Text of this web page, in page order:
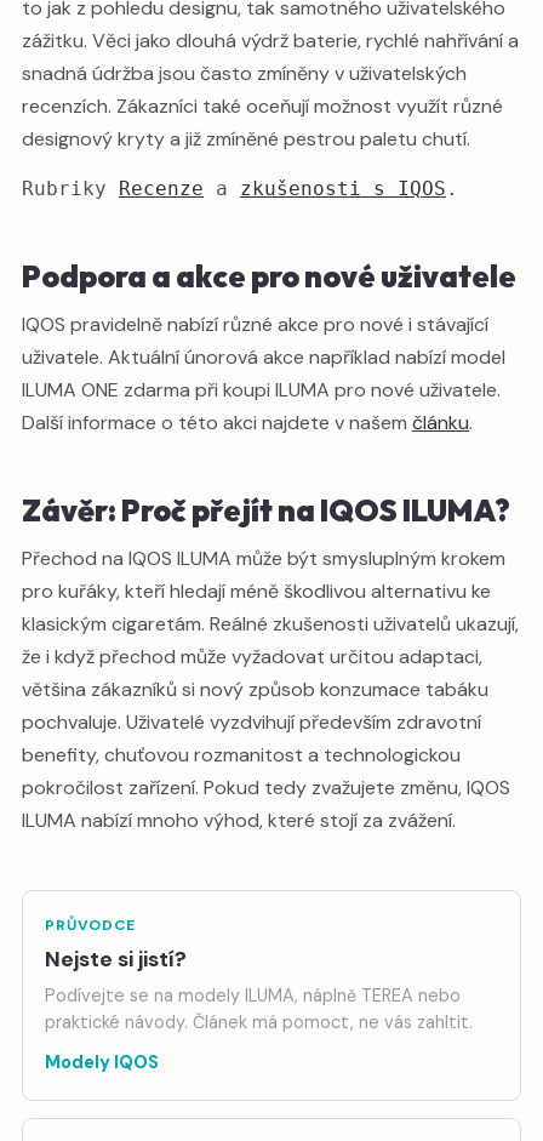
to jak z pohledu designu, tak samotného uživatelského
zážitku. Věci jako dlouhá výdrž baterie, rychlé nahřívání a
snadná údržba jsou často zmíněny v uživatelských
recenzích. Zákazníci také oceňují možnost využít různé
designový kryty a již zmíněné pestrou paletu chutí.
Rubriky Recenze a zkušenosti s IQOS .
Podpora a akce pro nové uživatele
IQOS pravidelně nabízí různé akce pro nové i stávající
uživatele. Aktuální únorová akce například nabízí model
ILUMA ONE zdarma při koupi ILUMA pro nové uživatele.
Další informace o této akci najdete v našem článku.
Závěr: Proč přejít na IQOS ILUMA?
Přechod na IQOS ILUMA může být smysluplným krokem
pro kuřáky, kteří hledají méně škodlivou alternativu ke
klasickým cigaretám. Reálné zkušenosti uživatelů ukazují,
že i když přechod může vyžadovat určitou adaptaci,
většina zákazníků si nový způsob konzumace tabáku
pochvaluje. Uživatelé vyzdvihují především zdravotní
benefity, chuťovou rozmanitost a technologickou
pokročilost zařízení. Pokud tedy zvažujete změnu, IQOS
ILUMA nabízí mnoho výhod, které stojí za zvážení.
PRŮVODCE
Nejste si jistí?
Podívejte se na modely ILUMA, náplně TEREA nebo
praktické návody. Článek má pomoct, ne vás zahltit.
Modely IQOS